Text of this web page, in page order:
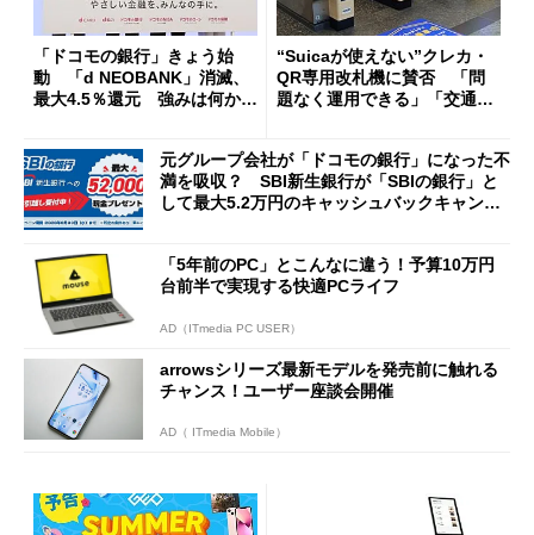
「ドコモの銀行」きょう始
動 「d NEOBANK」消滅、
最大4.5％還元 強みは何か解
“Suicaが使えない”クレカ・
QR専用改札機に賛否 「問
題なく運用できる」「交通系I
元グループ会社が「ドコモの銀行」になった不
満を吸収？ SBI新生銀行が「SBIの銀行」と
して最大5.2万円のキャッシュバックキャンペ
「5年前のPC」とこんなに違う！予算10万円
台前半で実現する快適PCライフ
AD（ITmedia PC USER）
arrowsシリーズ最新モデルを発売前に触れる
チャンス！ユーザー座談会開催
AD（ ITmedia Mobile）